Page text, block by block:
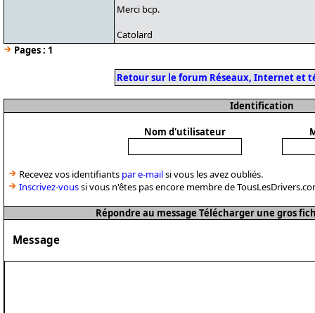
Merci bcp.
Catolard
Pages : 1
Retour sur le forum Réseaux, Internet et
Identification
Nom d'utilisateur
Recevez vos identifiants par e-mailsi vous les avez oubliés.
Inscrivez-voussi vous n'êtes pas encore membre de
Répondre au message Télécharger une gros
Message